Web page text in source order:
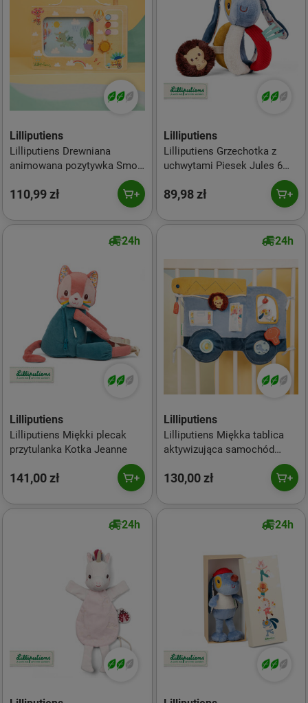
Lilliputiens
Lilliputiens Drewniana
animowana pozytywka Smok
110,99 zł
Lilliputiens
Lilliputiens Grzechotka z
uchwytami Piesek Jules 6
89,98 zł
24h
Lilliputiens
Lilliputiens Miękki plecak
przytulanka Kotka Jeanne
141,00 zł
24h
Lilliputiens
Lilliputiens Miękka tablica
aktywizująca samochód
130,00 zł
24h 24h